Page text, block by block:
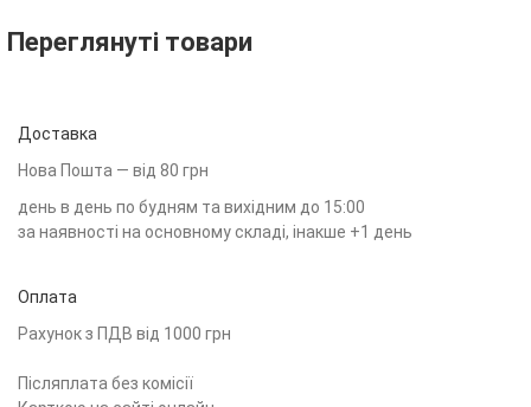
Переглянуті товари
Доставка
Нова Пошта — від 80 грн
день в день по будням та вихідним до 15:00
за наявності на основному складі, інакше +1 день
Оплата
Рахунок з ПДВ від 1000 грн
Післяплата без комісії